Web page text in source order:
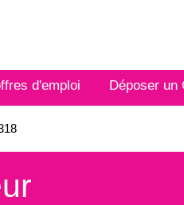
d'emploi Déposer un